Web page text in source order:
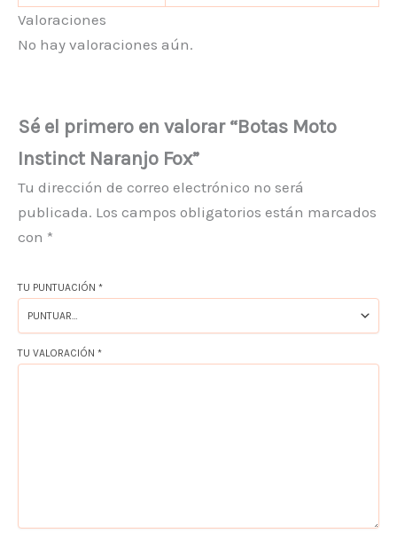
Valoraciones
No hay valoraciones aún.
Sé el primero en valorar “Botas Moto
Instinct Naranjo Fox”
Tu dirección de correo electrónico no será
publicada. Los campos obligatorios están marcados
con *
TU PUNTUACIÓN *
TU VALORACIÓN *